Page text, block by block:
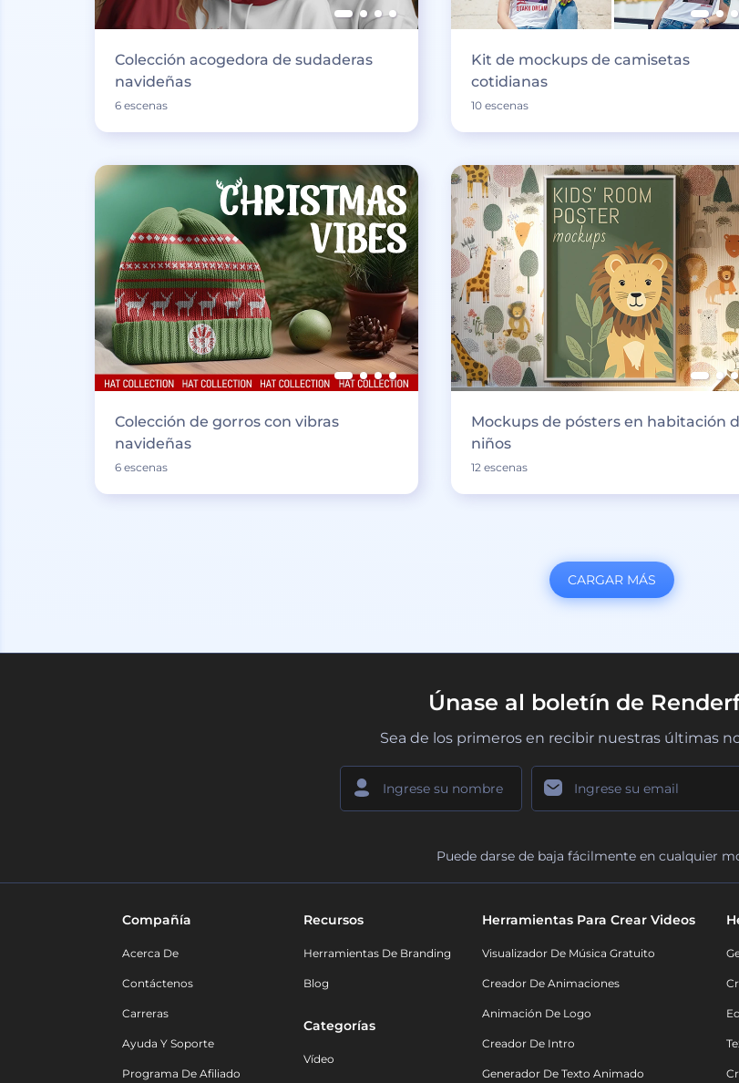
Colección acogedora de sudaderas
navideñas
6 escenas
Kit de mockups de camisetas
cotidianas
10 escenas
Colección de gorros con vibras
navideñas
6 escenas
Mockups de pósters en habitación
niños
12 escenas
CARGAR MÁS
Únase al boletín de
Sea de los primeros en recibir nuestras últimas
Puede darse de baja fácilmente en cualquier
Compañía
Acerca De
Contáctenos
Carreras
Ayuda Y Soporte
Programa De Afiliado
Recursos
Herramientas De Branding
Blog
Categorías
Vídeo
Herramientas Para Crear Videos
Visualizador De Música Gratuito
Creador De Animaciones
Animación De Logo
Creador De Intro
Generador De Texto Animado